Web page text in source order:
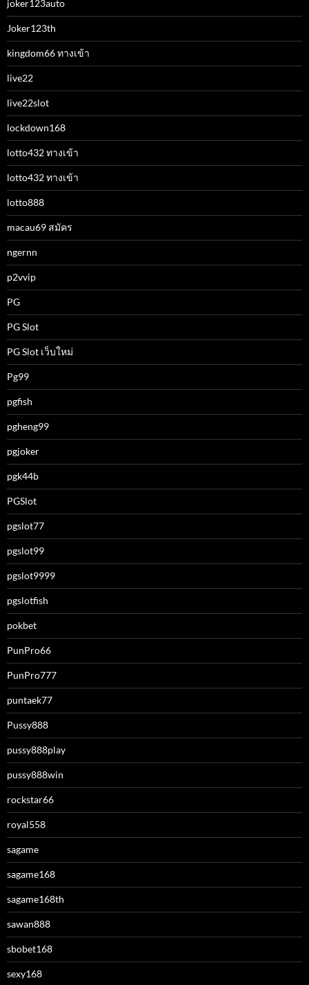
joker123auto
Joker123th
kingdom66 ทางเข้า
live22
live22slot
lockdown168
lotto432 ทางเข้า
lotto432 ทางเข้า
lotto888
macau69 สมัคร
ngernn
p2vvip
PG
PG Slot
PG Slot เว็บใหม่
Pg99
pgfish
pgheng99
pgjoker
pgk44b
PGSlot
pgslot77
pgslot99
pgslot9999
pgslotfish
pokbet
PunPro66
PunPro777
puntaek77
Pussy888
pussy888play
pussy888win
rockstar66
royal558
sagame
sagame168
sagame168th
sawan888
sbobet168
sexy168